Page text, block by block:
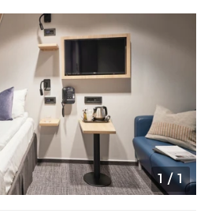
1 / 1